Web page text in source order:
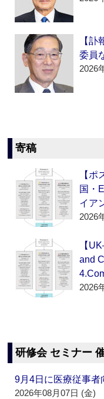
【
委員
2026
寄稿
【
国・
イア
2026
【
and
2026
研修会 セミナー
9月4日に医療従事
2026年08月07日 (金)